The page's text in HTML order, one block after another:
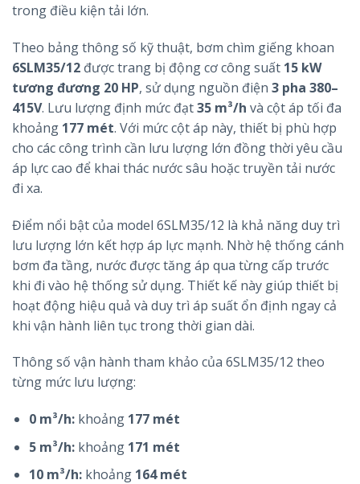
trong điều kiện tải lớn.
Theo bảng thông số kỹ thuật, bơm chìm giếng khoan
6SLM35/12 được trang bị động cơ công suất 15 kW
tương đương 20 HP, sử dụng nguồn điện 3 pha 380–
415V. Lưu lượng định mức đạt35 m³/h và cột áp tối đa
khoảng 177 mét. Với mức cột áp này, thiết bị phù hợp
cho các công trình cần lưu lượng lớn đồng thời yêu cầu
áp lực cao để khai thác nước sâu hoặc truyền tải nước
đi xa.
Điểm nổi bật của model 6SLM35/12 là khả năng duy trì
lưu lượng lớn kết hợp áp lực mạnh. Nhờ hệ thống cánh
bơm đa tầng, nước được tăng áp qua từng cấp trước
khi đi vào hệ thống sử dụng. Thiết kế này giúp thiết bị
hoạt động hiệu quả và duy trì áp suất ổn định ngay cả
khi vận hành liên tục trong thời gian dài.
Thông số vận hành tham khảo của 6SLM35/12 theo
từng mức lưu lượng:
0 m³/h:khoảng 177 mét
5 m³/h:khoảng 171 mét
10 m³/h:khoảng 164 mét